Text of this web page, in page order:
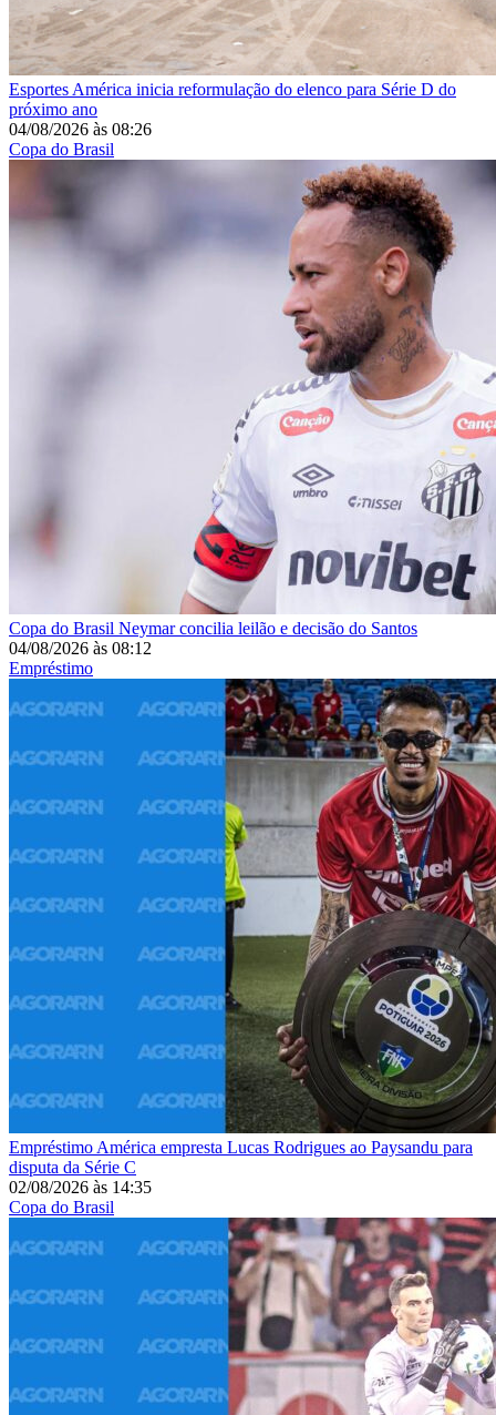
Esportes América inicia reformulação do elenco para Série D do
próximo ano
04/08/2026 às 08:26
Copa do Brasil
Copa do Brasil Neymar concilia leilão e decisão do Santos
04/08/2026 às 08:12
Empréstimo
Empréstimo América empresta Lucas Rodrigues ao Paysandu para
disputa da Série C
02/08/2026 às 14:35
Copa do Brasil